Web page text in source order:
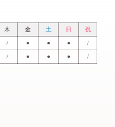
木 金 土 日 祝
/ ● ● ● /
/ ● ● ● /